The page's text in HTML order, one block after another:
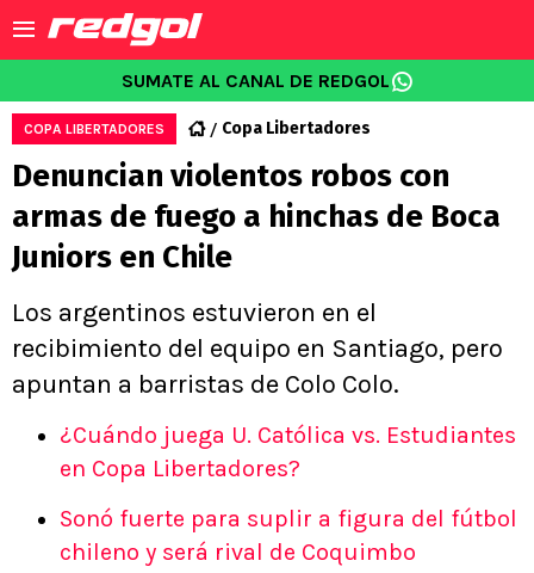
SUMATE AL CANAL DE REDGOL
COPA LIBERTADORES Copa Libertadores
Denuncian violentos robos con
armas de fuego a hinchas de Boca
Juniors en Chile
Los argentinos estuvieron en el
recibimiento del equipo en Santiago, pero
apuntan a barristas de Colo Colo.
¿Cuándo juega U. Católica vs. Estudiantes
en Copa Libertadores?
Sonó fuerte para suplir a figura del fútbol
chileno y será rival de Coquimbo